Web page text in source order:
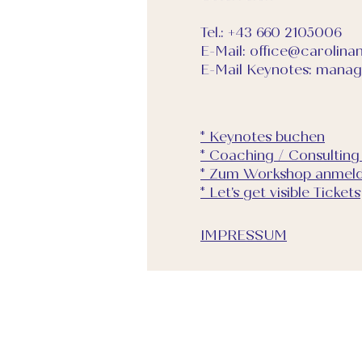
Wenn du kannst,
kannst!
dürfen.
Tel.: +43 660 2105006
E-Mail:
E-Mail Keynotes:
* Keynotes buchen
* Coaching /
* Zum Workshop
* Let's get visible Tickets
IMPRESSUM